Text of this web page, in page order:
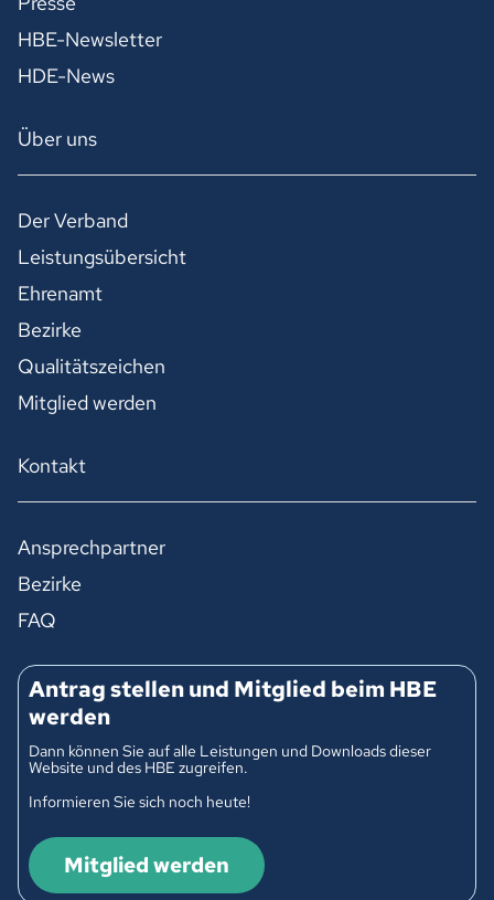
HBE-Newsletter
HDE-News
Über uns
Der Verband
Leistungsübersicht
Ehrenamt
Bezirke
Qualitätszeichen
Mitglied werden
Kontakt
Ansprechpartner
Bezirke
FAQ
Antrag stellen und Mitglied beim HBE
werden
Dann können Sie auf alle Leistungen und Downloads dieser
Website und des HBE zugreifen.
Informieren Sie sich noch heute!
Mitglied werden